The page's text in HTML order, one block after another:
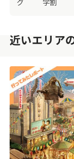
グ
学割
近いエリア